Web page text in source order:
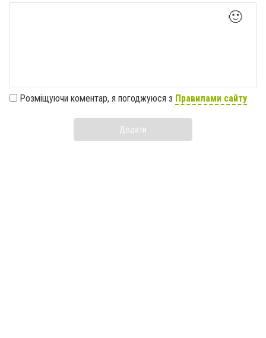
🙂
Розміщуючи коментар, я погоджуюся з Правилами сайту
Додати